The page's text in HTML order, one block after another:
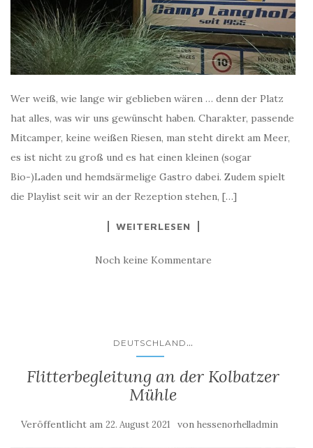
Wer weiß, wie lange wir geblieben wären … denn der Platz
hat alles, was wir uns gewünscht haben. Charakter, passende
Mitcamper, keine weißen Riesen, man steht direkt am Meer,
es ist nicht zu groß und es hat einen kleinen (sogar
Bio-)Laden und hemdsärmelige Gastro dabei. Zudem spielt
die Playlist seit wir an der Rezeption stehen, […]
WEITERLESEN
Noch keine Kommentare
DEUTSCHLAND ...
Flitterbegleitung an der Kolbatzer
Mühle
Veröffentlicht am 22. August 2021 von hessenorhelladmin